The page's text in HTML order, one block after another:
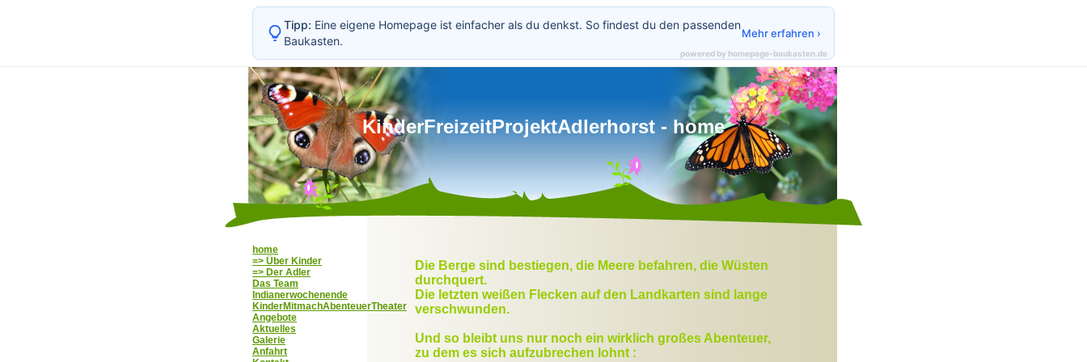
KinderFreizeitProjektAdlerhorst - home
home
=> Über Kinder
=> Der Adler
Das Team
Indianerwochenende
KinderMitmachAbenteuerTheater
Angebote
Aktuelles
Galerie
Anfahrt
Die Berge sind bestiegen, die Meere befahren, die Wüsten
durchquert.
Die letzten weißen Flecken auf den Landkarten sind lange
verschwunden.
Und so bleibt uns nur noch ein wirklich großes Abenteuer,
zu dem es sich aufzubrechen lohnt :
Tipp: Eine eigene Homepage ist einfacher als du denkst. So findest du den passenden
Baukasten.
Mehr erfahren ›
powered by homepage-baukasten.de